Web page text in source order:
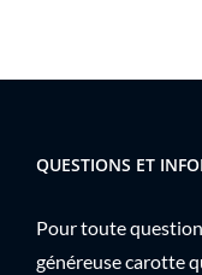
QUESTIONS ET
Pour toute
généreuse carotte